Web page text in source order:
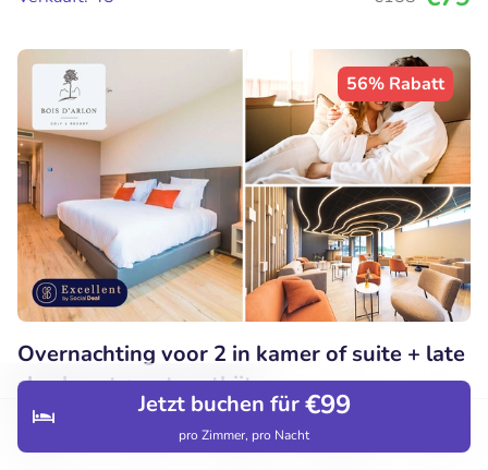
Entdecken Restaurants Buchungen
Jetzt buchen für€99
pro Zimmer, pro Nacht
56% Rabatt
Overnachting voor 2 in kamer of suite + late
check-out + evt. ontbijt
9.4